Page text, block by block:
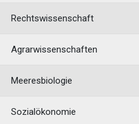
Rechtswissenschaft
Agrarwissenschaften
Meeresbiologie
Sozialökonomie